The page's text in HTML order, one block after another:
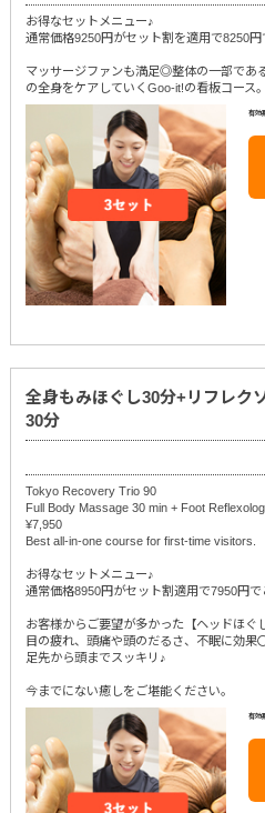
お得なセットメニュー♪
通常価格9250円がセット割を適用で8250円
マッサージファンも満足◎整体の一部であ
の全身をケアしていくGoo-it!の看板コー
有効
全身もみほぐし30分+リフレク
30分
Tokyo Recovery Trio 90
Full Body Massage 30 min + Foot
¥7,950
Best all-in-one course for first-time visitors.
お得なセットメニュー♪
通常価格8950円がセット割適用で7950円で
お客様からご要望が多かった【ヘッドほぐ
目の疲れ、頭痛や頭のだるさ、不眠に効果
足先から頭までスッキリ♪
今までにない癒しをご堪能ください。
有効